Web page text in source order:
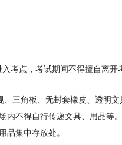
考点，考试期间不得擅自离开
三角板、无封套橡皮、透明
内不得自行传递文具、用品等
品集中存放处。